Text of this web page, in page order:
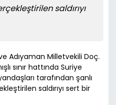
saldırıyı
Adıyaman Milletvekili Doç.
sınır hattında Suriye
tarafından şanlı
saldırıyı sert bir